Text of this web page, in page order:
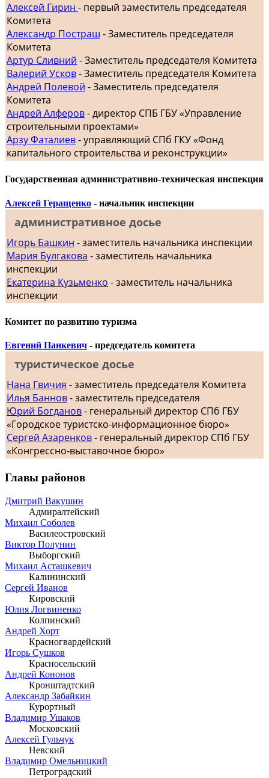
Алексей Гирин - первый заместитель председателя
Комитета
Александр Постраш - Заместитель председателя
Комитета
Артур Сливний - Заместитель председателя Комитета
Валерий Усков- Заместитель председателя Комитета
Андрей Полевой - Заместитель председателя
Комитета
Андрей Алферов- директор СПБ ГБУ «Управление
строительными проектами»
Арзу Фаталиев- управляющий СПб ГКУ «Фонд
капитального строительства и реконструкции»
Государственная административно-техническая инспекция
Алексей Геращенко - начальник инспекции
административное досье
Игорь Башкин - заместитель начальника инспекции
Мария Булгакова - заместитель начальника
инспекции
Екатерина Кузьменко - заместитель начальника
инспекции
Комитет по развитию туризма
Евгений Панкевич - председатель комитета
туристическое досье
Нана Гвичия - заместитель председателя Комитета
Илья Баннов- заместитель председателя
Юрий Богданов- генеральный директор СПб ГБУ
«Городское туристско-информационное бюро»
Сергей Азаренков- генеральный директор СПб ГБУ
«Конгрессно-выставочное бюро»
Главы районов
Дмитрий Вакушин
Адмиралтейский
Михаил Соболев
Василеостровский
Виктор Полунин
Выборгский
Михаил Асташкевич
Калининский
Сергей Иванов
Кировский
Юлия Логвиненко
Колпинский
Андрей Хорт
Красногвардейский
Игорь Сушков
Красносельский
Андрей Кононов
Кронштадтский
Александр Забайкин
Курортный
Владимир Ушаков
Московский
Алексей Гульчук
Невский
Владимир Омельницкий
Петроградский